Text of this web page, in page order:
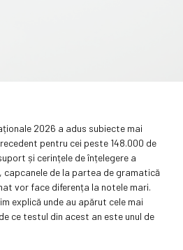
2026 a adus subiecte mai
pentru cei peste 148.000 de
și cerințele de înțelegere a
de la partea de gramatică
vor face diferența la notele mari.
explică unde au apărut cele mai
ce testul din acest an este unul de